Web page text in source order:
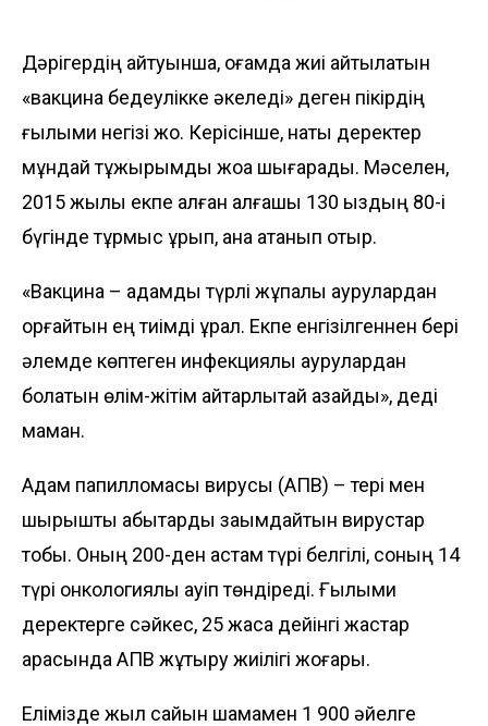
Дәрігердің айтуынша, қоғамда жиі айтылатын
«вакцина бедеулікке әкеледі» деген пікірдің
ғылыми негізі жоқ. Керісінше, нақты деректер
мұндай тұжырымды жоққа шығарады. Мәселен,
2015 жылы екпе алған алғашқы 130 қыздың 80-і
бүгінде тұрмыс құрып, ана атанып отыр.
«Вакцина – адамды түрлі жұқпалы аурулардан
қорғайтын ең тиімді құрал. Екпе енгізілгеннен бері
әлемде көптеген инфекциялық аурулардан
болатын өлім-жітім айтарлықтай азайды», деді
маман.
Адам папилломасы вирусы (АПВ) – тері мен
шырышты қабықтарды зақымдайтын вирустар
тобы. Оның 200-ден астам түрі белгілі, соның 14
түрі онкологиялық қауіп төндіреді. Ғылыми
деректерге сәйкес, 25 жасқа дейінгі жас­тар
арасында АПВ жұқтыру жиілігі жоғары.
Елімізде жыл сайын шамамен 1 900 әйелге